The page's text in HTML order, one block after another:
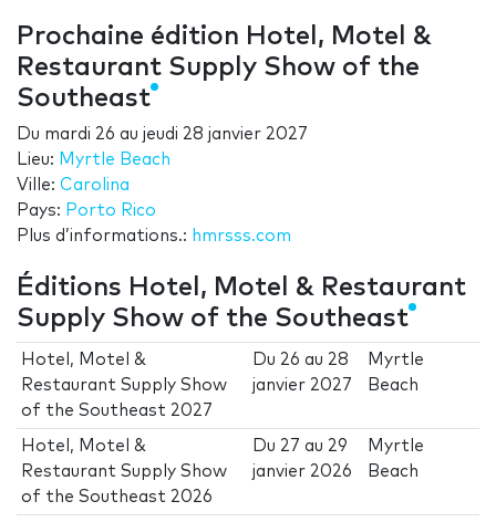
Prochaine édition Hotel, Motel &
Restaurant Supply Show of the
Southeast
Du mardi 26 au jeudi 28 janvier 2027
Lieu: Myrtle Beach
Ville: Carolina
Pays: Porto Rico
Plus d’informations.: hmrsss.com
Éditions Hotel, Motel & Restaurant
Supply Show of the Southeast
Hotel, Motel &
Restaurant Supply Show
of the Southeast 2027
Du 26 au 28
janvier 2027
Myrtle
Beach
Hotel, Motel &
Restaurant Supply Show
of the Southeast 2026
Du 27 au 29
janvier 2026
Myrtle
Beach